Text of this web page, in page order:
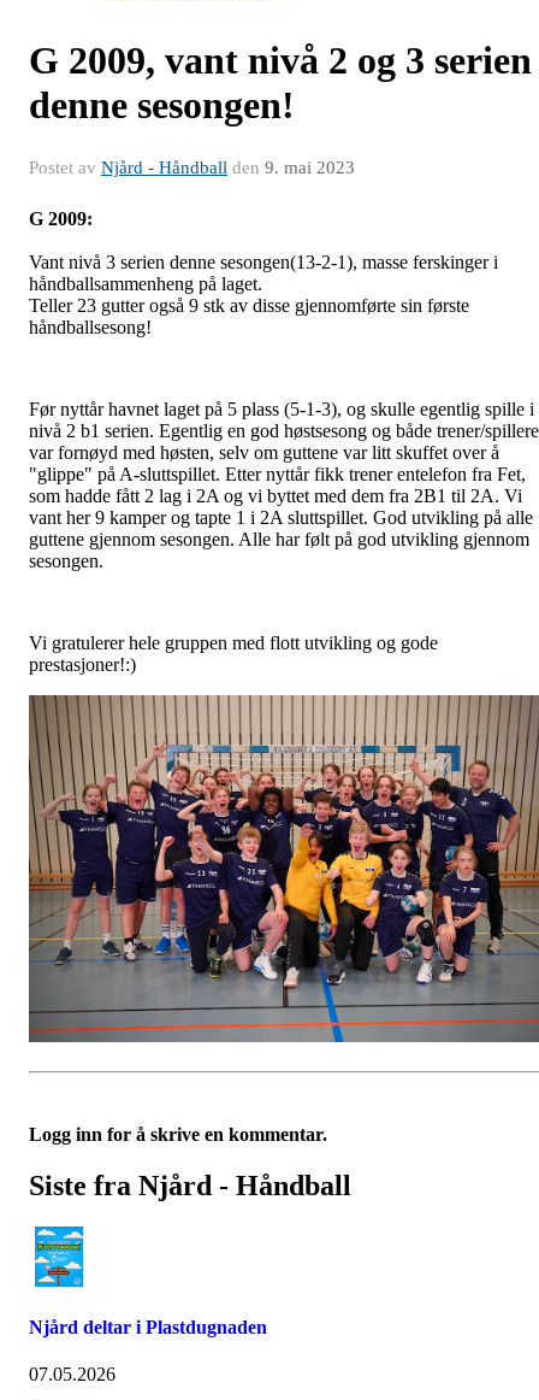
G 2009, vant nivå 2 og 3 serien
denne sesongen!
Postet av Njård - Håndball den 9. mai 2023
G 2009:
Vant nivå 3 serien denne sesongen(13-2-1), masse ferskinger i
håndballsammenheng på laget.
Teller 23 gutter også 9 stk av disse gjennomførte sin første
håndballsesong!
Før nyttår havnet laget på 5 plass (5-1-3), og skulle egentlig spille i
nivå 2 b1 serien. Egentlig en god høstsesong og både trener/spillere
var fornøyd med høsten, selv om guttene var litt skuffet over å
"glippe" på A-sluttspillet. Etter nyttår fikk trener entelefon fra Fet,
som hadde fått 2 lag i 2A og vi byttet med dem fra 2B1 til 2A. Vi
vant her 9 kamper og tapte 1 i 2A sluttspillet. God utvikling på alle
guttene gjennom sesongen. Alle har følt på god utvikling gjennom
sesongen.
Vi gratulerer hele gruppen med flott utvikling og gode
prestasjoner!:)
Logg inn for å skrive en kommentar.
Siste fra Njård - Håndball
Njård deltar i Plastdugnaden
07.05.2026